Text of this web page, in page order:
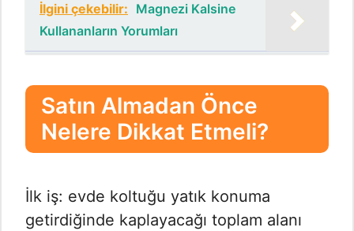
İlgini çekebilir: Magnezi Kalsine
Kullananların Yorumları
Satın Almadan Önce
Nelere Dikkat Etmeli?
İlk iş: evde koltuğu yatık konuma
getirdiğinde kaplayacağı toplam alanı